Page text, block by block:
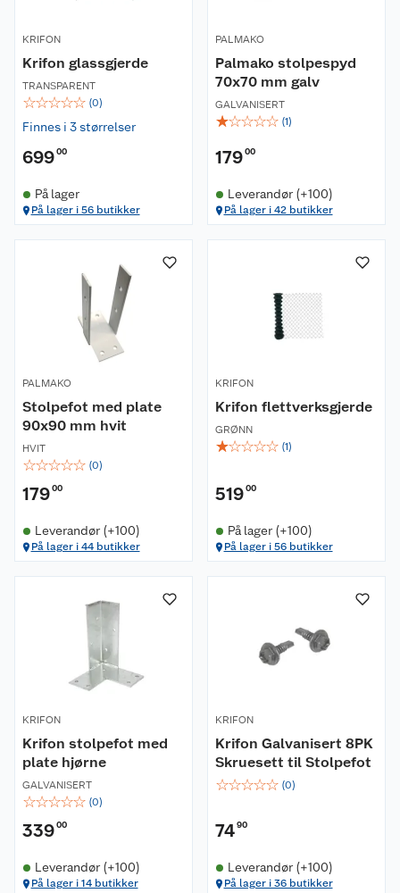
KRIFON
Krifon glassgjerde
TRANSPARENT
☆☆☆☆☆ (0)
Finnes i 3 størrelser
69900
På lager
På lager i 56 butikker
PALMAKO
Palmako stolpespyd
70x70 mm galv
GALVANISERT
☆☆☆☆☆ (1)
17900
Leverandør (+100)
På lager i 42 butikker
PALMAKO
Stolpefot med plate
90x90 mm hvit
HVIT
☆☆☆☆☆ (0)
17900
Leverandør (+100)
På lager i 44 butikker
KRIFON
Krifon flettverksgjerde
GRØNN
☆☆☆☆☆ (1)
51900
På lager (+100)
På lager i 56 butikker
KRIFON
Krifon stolpefot med
plate hjørne
GALVANISERT
☆☆☆☆☆ (0)
33900
Leverandør (+100)
På lager i 14 butikker
KRIFON
Krifon Galvanisert 8PK
Skruesett til Stolpefot
☆☆☆☆☆ (0)
7490
Leverandør (+100)
På lager i 36 butikker